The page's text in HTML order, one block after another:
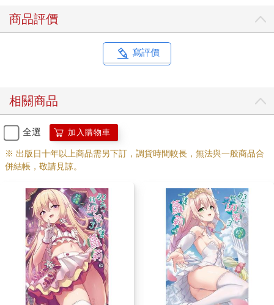
商品評價
寫評價
相關商品
全選 加入購物車
※ 出版日十年以上商品需另下訂，調貨時間較長，無法與一般商品合
併結帳，敬請見諒。